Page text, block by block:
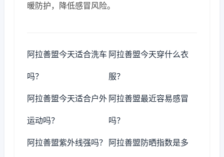
暖防护，降低感冒风险。
阿拉善盟今天适合洗车
吗？
阿拉善盟今天穿什么衣
服？
阿拉善盟今天适合户外
运动吗？
阿拉善盟最近容易感冒
吗？
阿拉善盟紫外线强吗？ 阿拉善盟防晒指数是多